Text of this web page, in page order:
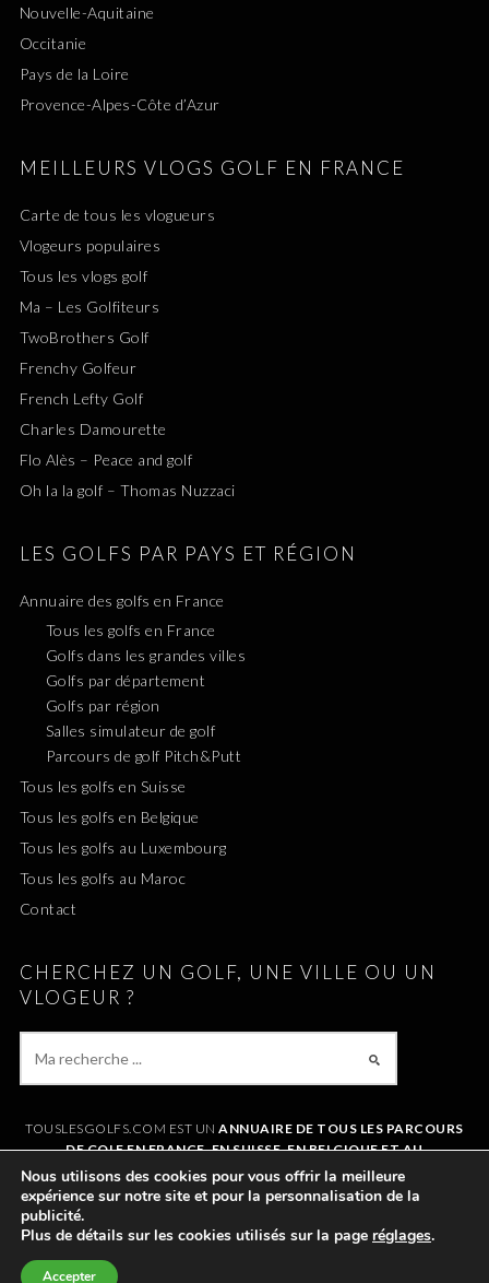
Nouvelle-Aquitaine
Occitanie
Pays de la Loire
Provence-Alpes-Côte d’Azur
MEILLEURS VLOGS GOLF EN FRANCE
Carte de tous les vlogueurs
Vlogeurs populaires
Tous les vlogs golf
Ma – Les Golfiteurs
TwoBrothers Golf
Frenchy Golfeur
French Lefty Golf
Charles Damourette
Flo Alès – Peace and golf
Oh la la golf – Thomas Nuzzaci
LES GOLFS PAR PAYS ET RÉGION
Annuaire des golfs en France
Tous les golfs en France
Golfs dans les grandes villes
Golfs par département
Golfs par région
Salles simulateur de golf
Parcours de golf Pitch&Putt
Tous les golfs en Suisse
Tous les golfs en Belgique
Tous les golfs au Luxembourg
Tous les golfs au Maroc
Contact
CHERCHEZ UN GOLF, UNE VILLE OU UN
VLOGEUR ?
TOUSLESGOLFS.COM EST UNANNUAIRE DE TOUS LES PARCOURS
DE GOLF EN FRANCE, EN SUISSE, EN BELGIQUE ET AU
LUXEMBOURG. IL VOUS PERMET DE TROUVER UN GOLF AUTOUR DE
CHEZVOUS OU LORS DE VOS VACANCES. LE SITE RÉFÉRENCE
ÉGALEMENT
POPULAIRES
Nous utilisons des cookies pour vous offrir la meilleure
expérience sur notre site et pour la personnalisation de la
publicité.
Plus de détails sur les cookies utilisés sur la page réglages.
Accepter